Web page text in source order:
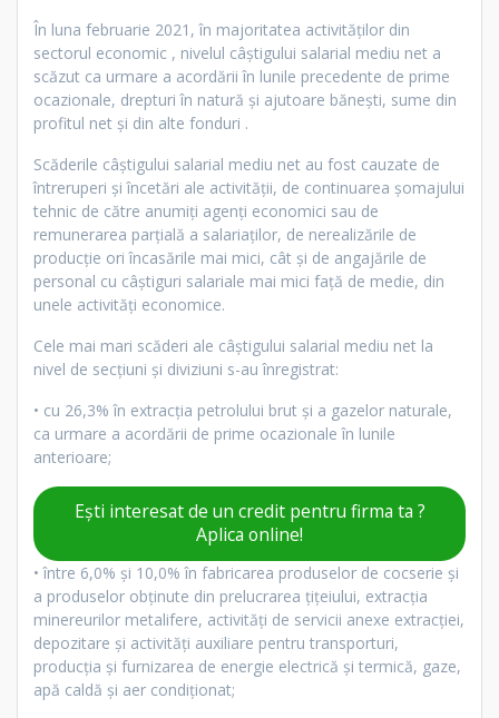
În luna februarie 2021, în majoritatea activităţilor din
sectorul economic , nivelul câştigului salarial mediu net a
scăzut ca urmare a acordării în lunile precedente de prime
ocazionale, drepturi în natură şi ajutoare băneşti, sume din
profitul net şi din alte fonduri .
Scăderile câştigului salarial mediu net au fost cauzate de
întreruperi și încetări ale activităţii, de continuarea şomajului
tehnic de către anumiţi agenţi economici sau de
remunerarea parţială a salariaţilor, de nerealizările de
producţie ori încasările mai mici, cât şi de angajările de
personal cu câştiguri salariale mai mici faţă de medie, din
unele activităţi economice.
Cele mai mari scăderi ale câştigului salarial mediu net la
nivel de secţiuni și diviziuni s-au înregistrat:
• cu 26,3% în extracţia petrolului brut şi a gazelor naturale,
ca urmare a acordării de prime ocazionale în lunile
anterioare;
Ești interesat de un credit pentru firma ta ?
Aplica online!
• între 6,0% şi 10,0% în fabricarea produselor de cocserie şi
a produselor obţinute din prelucrarea ţiţeiului, extracţia
minereurilor metalifere, activităţi de servicii anexe extracţiei,
depozitare şi activităţi auxiliare pentru transporturi,
producţia şi furnizarea de energie electrică şi termică, gaze,
apă caldă şi aer condiţionat;